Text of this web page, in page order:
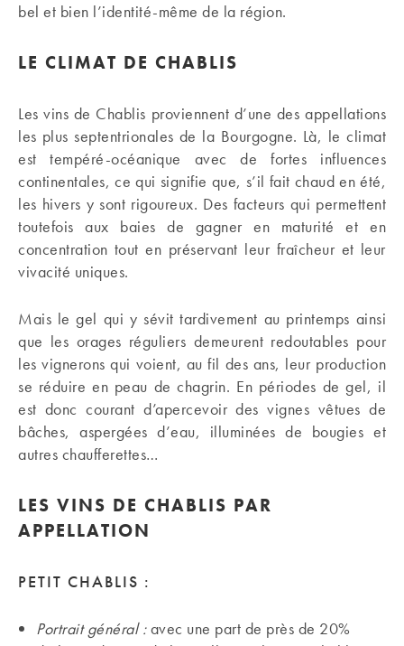
bel et bien l’identité-même de la région.
LE CLIMAT DE CHABLIS
Les vins de Chablis proviennent d’une des appellations
les plus septentrionales de la Bourgogne. Là, le climat
est tempéré-océanique avec de fortes influences
continentales, ce qui signifie que, s’il fait chaud en été,
les hivers y sont rigoureux. Des facteurs qui permettent
toutefois aux baies de gagner en maturité et en
concentration tout en préservant leur fraîcheur et leur
vivacité uniques.
Mais le gel qui y sévit tardivement au printemps ainsi
que les orages réguliers demeurent redoutables pour
les vignerons qui voient, au fil des ans, leur production
se réduire en peau de chagrin. En périodes de gel, il
est donc courant d’apercevoir des vignes vêtues de
bâches, aspergées d’eau, illuminées de bougies et
autres chaufferettes…
LES VINS DE CHABLIS PAR
APPELLATION
PETIT CHABLIS :
Portrait général :avec une part de près de 20%